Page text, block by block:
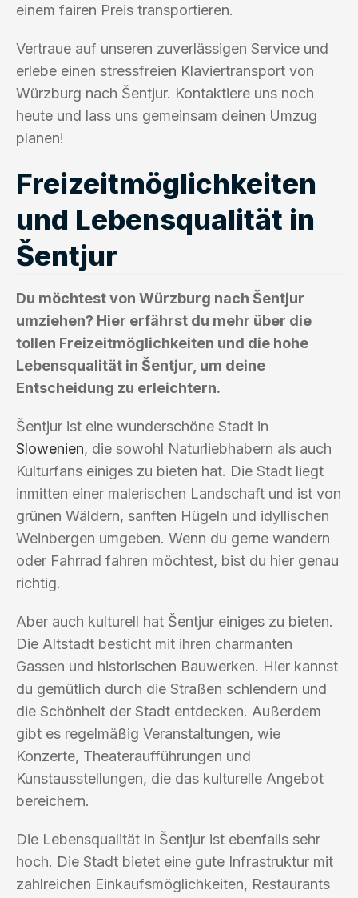
einem fairen Preis transportieren.
Vertraue auf unseren zuverlässigen Service und
erlebe einen stressfreien Klaviertransport von
Würzburg nach Šentjur. Kontaktiere uns noch
heute und lass uns gemeinsam deinen Umzug
planen!
Freizeitmöglichkeiten
und Lebensqualität in
Šentjur
Du möchtest von Würzburg nach Šentjur
umziehen? Hier erfährst du mehr über die
tollen Freizeitmöglichkeiten und die hohe
Lebensqualität in Šentjur, um deine
Entscheidung zu erleichtern.
Šentjur ist eine wunderschöne Stadt in
Slowenien, die sowohl Naturliebhabern als auch
Kulturfans einiges zu bieten hat. Die Stadt liegt
inmitten einer malerischen Landschaft und ist von
grünen Wäldern, sanften Hügeln und idyllischen
Weinbergen umgeben. Wenn du gerne wandern
oder Fahrrad fahren möchtest, bist du hier genau
richtig.
Aber auch kulturell hat Šentjur einiges zu bieten.
Die Altstadt besticht mit ihren charmanten
Gassen und historischen Bauwerken. Hier kannst
du gemütlich durch die Straßen schlendern und
die Schönheit der Stadt entdecken. Außerdem
gibt es regelmäßig Veranstaltungen, wie
Konzerte, Theateraufführungen und
Kunstausstellungen, die das kulturelle Angebot
bereichern.
Die Lebensqualität in Šentjur ist ebenfalls sehr
hoch. Die Stadt bietet eine gute Infrastruktur mit
zahlreichen Einkaufsmöglichkeiten, Restaurants